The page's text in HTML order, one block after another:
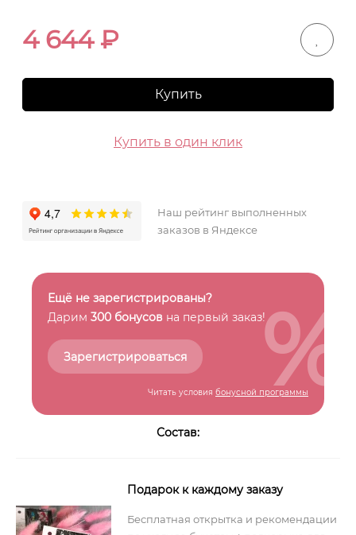
4 644₽
Купить
Купить в один клик
Наш рейтинг выполненных
заказов в Яндексе
Ещё не зарегистрированы?
Дарим 300 бонусов на первый заказ!
Зарегистрироваться
Читать условия бонусной программы
%
Состав:
Подарок к каждому заказу
Бесплатная открытка и рекомендации